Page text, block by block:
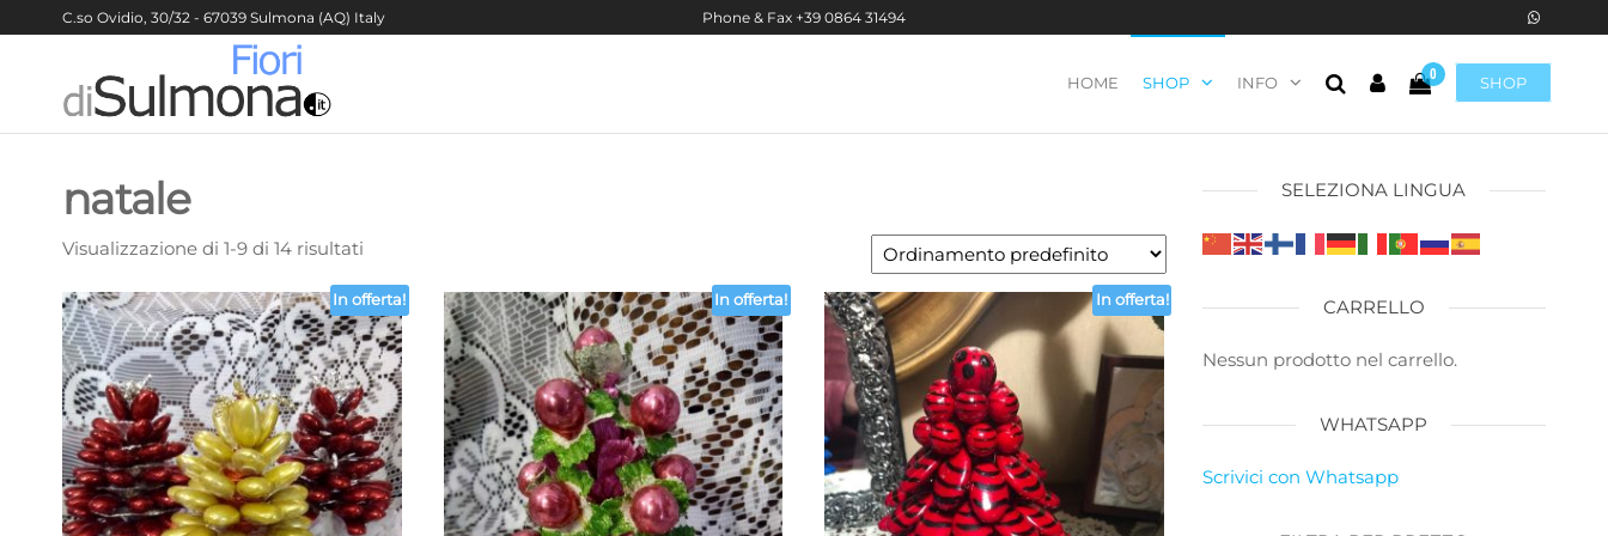
al
C.so Ovidio, 30/32 - 67039 Sulmona (AQ) Italy Phone & Fax +39 0864 31494
Sulmona
SHOP
0
HOME SHOP INFO
natale
Visualizzazione di 1-9 di 14 risultati
In offerta! In offerta! In offerta!
SELEZIONA LINGUA
CARRELLO
Nessun prodotto nel carrello.
WHATSAPP
Scrivici con Whatsapp